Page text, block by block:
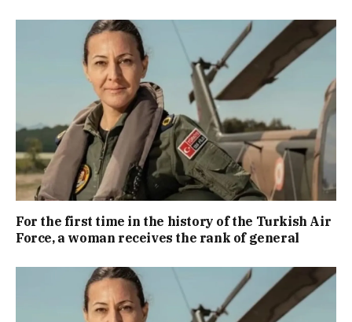
For the first time in the history of the Turkish Air
Force, a woman receives the rank of general